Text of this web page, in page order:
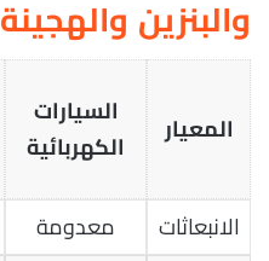
والبنزين والهجينة
المعيار
السيارات
الكهربائية
الانبعاثات معدومة